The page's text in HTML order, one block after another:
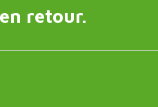
retour.